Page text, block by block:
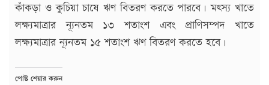
কাঁকড়া ও কুচিয়া চাষে ঋণ বিতরণ করতে পারবে। মৎস্য খাতে
লক্ষ্যমাত্রার ন্যূনতম ১৩ শতাংশ এবং প্রাণিসম্পদ খাতে
লক্ষ্যমাত্রার ন্যূনতম ১৫ শতাংশ ঋণ বিতরণ করতে হবে।
পোষ্ট শেয়ার করুন